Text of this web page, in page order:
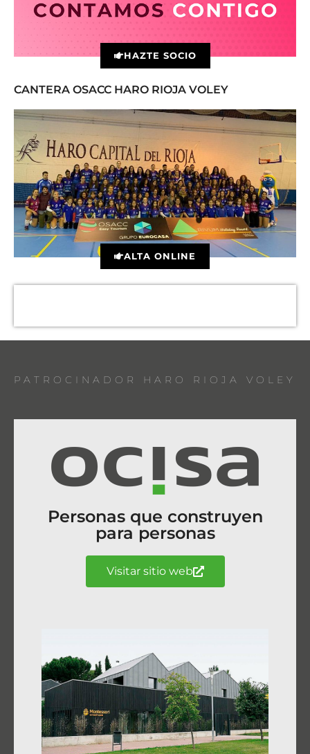
HAZTE SOCIO
CANTERA OSACC HARO RIOJA VOLEY
ALTA ONLINE
PATROCINADOR HARO RIOJA VOLEY
Personas que construyen
para personas
Visitar sitio web